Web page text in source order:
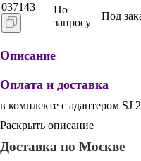
037143
По
запросу
Под
Описание
Оплата и доставка
в комплекте с адаптером SJ
Раскрыть описание
Доставка по Москве